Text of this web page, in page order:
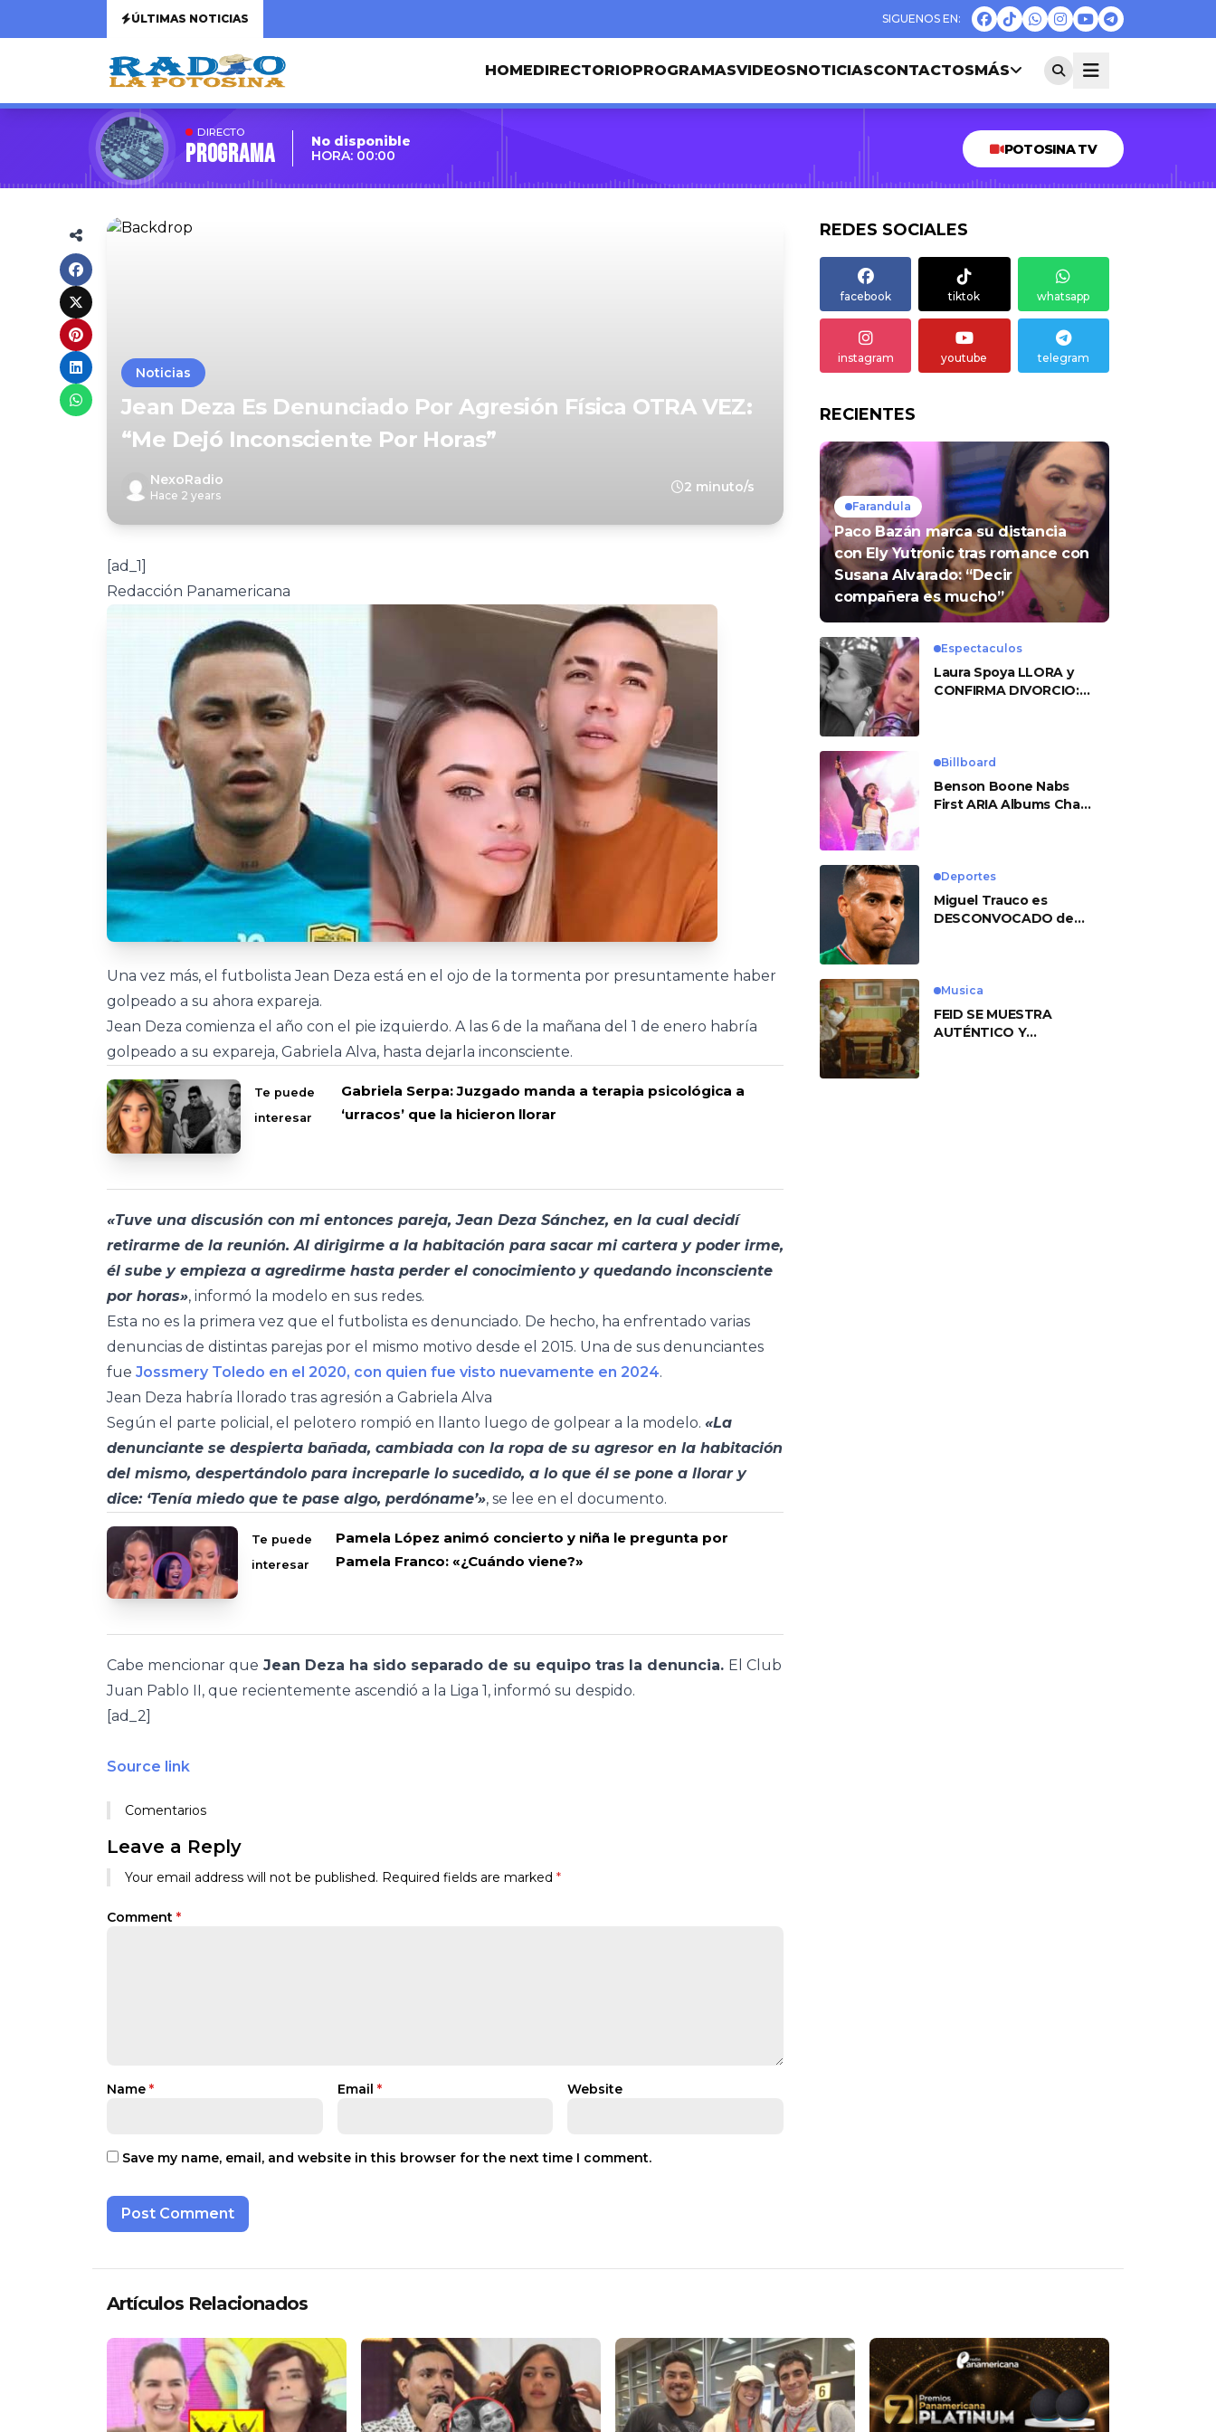
ÚLTIMAS NOTICIAS
HOMEDIRECTORIOPROGRAMASVIDEOSNOTICIASCONTACTOSMÁS
DIRECTO
Programa
No disponible
HORA: 00:00
POTOSINA TV
Noticias
Jean Deza Es Denunciado Por Agresión Física OTRA VEZ:
“Me Dejó Inconsciente Por Horas”
NexoRadio
Hace 2 years
2 minuto/s
[ad_1]
Redacción Panamericana
Una vez más, el futbolista Jean Deza está en el ojo de la tormenta por presuntamente haber
golpeado a su ahora expareja.
Jean Deza comienza el año con el pie izquierdo. A las 6 de la mañana del 1 de enero habría
golpeado a su expareja, Gabriela Alva, hasta dejarla inconsciente.
Te puede
interesar
Gabriela Serpa: Juzgado manda a terapia psicológica a
‘urracos’ que la hicieron llorar
«Tuve una discusión con mi entonces pareja, Jean Deza Sánchez, en la cual decidí
retirarme de la reunión. Al dirigirme a la habitación para sacar mi cartera y poder irme,
él sube y empieza a agredirme hasta perder el conocimiento y quedando inconsciente
por horas», informó la modelo en sus redes.
Esta no es la primera vez que el futbolista es denunciado. De hecho, ha enfrentado varias
denuncias de distintas parejas por el mismo motivo desde el 2015. Una de sus denunciantes
fue Jossmery Toledo en el 2020, con quien fue visto nuevamente en 2024.
Jean Deza habría llorado tras agresión a Gabriela Alva
Según el parte policial, el pelotero rompió en llanto luego de golpear a la modelo. «La
denunciante se despierta bañada, cambiada con la ropa de su agresor en la habitación
del mismo, despertándolo para increparle lo sucedido, a lo que él se pone a llorar y
dice: ‘Tenía miedo que te pase algo, perdóname’», se lee en el documento.
Te puede
interesar
Pamela López animó concierto y niña le pregunta por
Pamela Franco: «¿Cuándo viene?»
Cabe mencionar que Jean Deza ha sido separado de su equipo tras la denuncia. El Club
Juan Pablo II, que recientemente ascendió a la Liga 1, informó su despido.
[ad_2]
Source link
Comentarios
Leave a Reply
Your email address will not be published. Required fields are marked *
Comment *
Name * Email * Website
Save my name, email, and website in this browser for the next time I comment.
REDES SOCIALES
facebook tiktok whatsapp
instagram youtube telegram
RECIENTES
Farandula
Paco Bazán marca su distancia
con Ely Yutronic tras romance con
Susana Alvarado: “Decir
compañera es mucho”
Espectaculos
Laura Spoya LLORA y
CONFIRMA DIVORCIO:
Billboard
Benson Boone Nabs
First ARIA Albums Chart
Deportes
Miguel Trauco es
DESCONVOCADO de
Musica
FEID SE MUESTRA
AUTÉNTICO Y
Artículos Relacionados